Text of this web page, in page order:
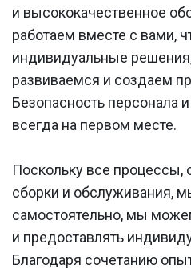
и высококачественное
работаем вместе с вами,
индивидуальные
развиваемся и создаем
Безопасность персонала
всегда на первом месте.
Поскольку все процессы,
сборки и обслуживания,
самостоятельно, мы
и предоставлять
Благодаря сочетанию